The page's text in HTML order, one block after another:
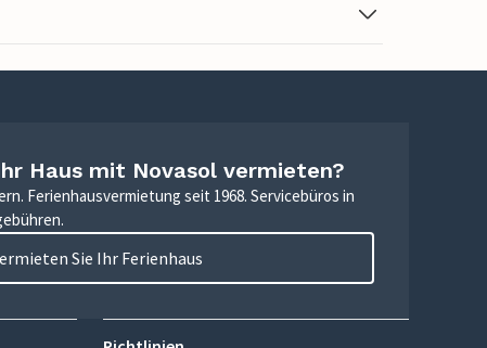
Haus mit Novasol vermieten?
Ferienhausvermietung seit 1968. Servicebüros in
Sie Ihr Ferienhaus